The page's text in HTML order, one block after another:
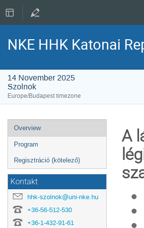
NKE HHK Katonai
14 November 2025
Szolnok
Europe/Budapest timezone
Event
menu
Overview
Program
Regisztráció (kötelező)
Kontakt
hhk-szolnok@uni-nke.hu
+36-56-512-530
+36-1-432-91-61
A